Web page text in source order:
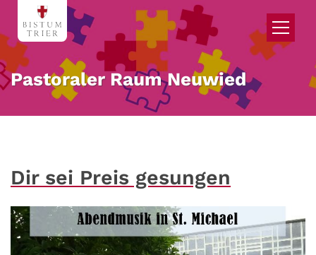
Zum Inhalt springen
Pastoraler Raum Neuwied
Dir sei Preis gesungen